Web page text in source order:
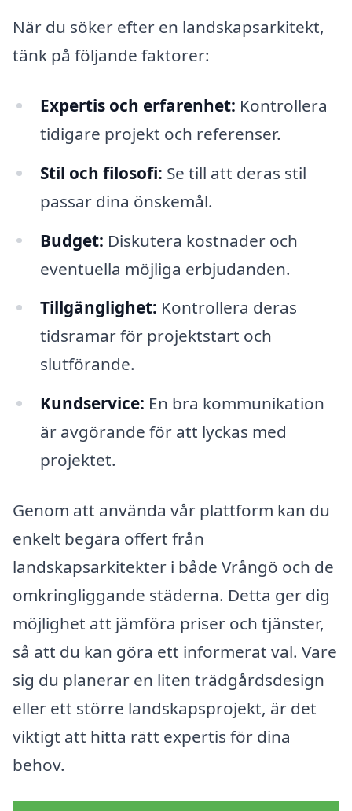
När du söker efter en landskapsarkitekt,
tänk på följande faktorer:
Expertis och erfarenhet: Kontrollera
tidigare projekt och referenser.
Stil och filosofi: Se till att deras stil
passar dina önskemål.
Budget: Diskutera kostnader och
eventuella möjliga erbjudanden.
Tillgänglighet: Kontrollera deras
tidsramar för projektstart och
slutförande.
Kundservice: En bra kommunikation
är avgörande för att lyckas med
projektet.
Genom att använda vår plattform kan du
enkelt begära offert från
landskapsarkitekter i både Vrångö och de
omkringliggande städerna. Detta ger dig
möjlighet att jämföra priser och tjänster,
så att du kan göra ett informerat val. Vare
sig du planerar en liten trädgårdsdesign
eller ett större landskapsprojekt, är det
viktigt att hitta rätt expertis för dina
behov.